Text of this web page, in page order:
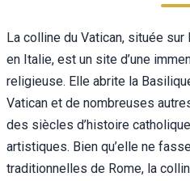
La colline du Vatican, située
en Italie, est un site d’une
religieuse. Elle abrite la
Vatican et de nombreuses
des siècles d’histoire
artistiques. Bien qu’elle ne
traditionnelles de Rome, la